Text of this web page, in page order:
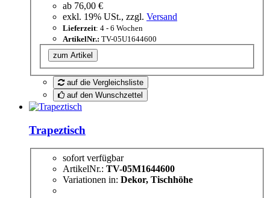
ab 76,00 €
exkl. 19% USt., zzgl. Versand
Lieferzeit: 4 - 6 Wochen
ArtikelNr.: TV-05U1644600
zum Artikel
auf die Vergleichsliste
auf den Wunschzettel
Trapeztisch
sofort verfügbar
ArtikelNr.: TV-05M1644600
Variationen in: Dekor, Tischhöhe